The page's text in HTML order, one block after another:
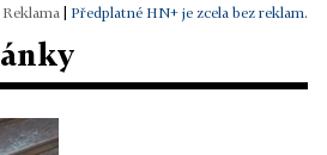
Předplatné HN+ je zcela bez reklam.